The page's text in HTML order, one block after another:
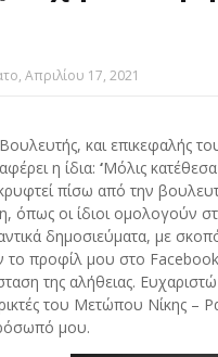
Απριλίου 17, 2021
, και επικεφαλής
η ίδια: ‘Μόλις
πίσω από την
όπως οι ίδιοι ομολογούν
δημοσιεύματα, με
προφίλ μου στο
της αλήθειας.
του Μετώπου Νίκης –
μου.